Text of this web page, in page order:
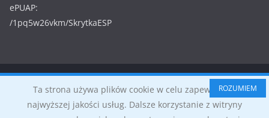
ePUAP:
/1pq5w26vkm/SkrytkaESP
Prawa autorskie © 2026
Ośrodek Pomocy Społecznej w
Lyskach . Wszystkie prawa zastrzeżone.
Motyw:
ColorMag stworzony przez ThemeGrill. Wspierane
Ta strona używa plików cookie w celu zapewnienia
najwyższej jakości usług. Dalsze korzystanie z witryny
ROZUMIEM